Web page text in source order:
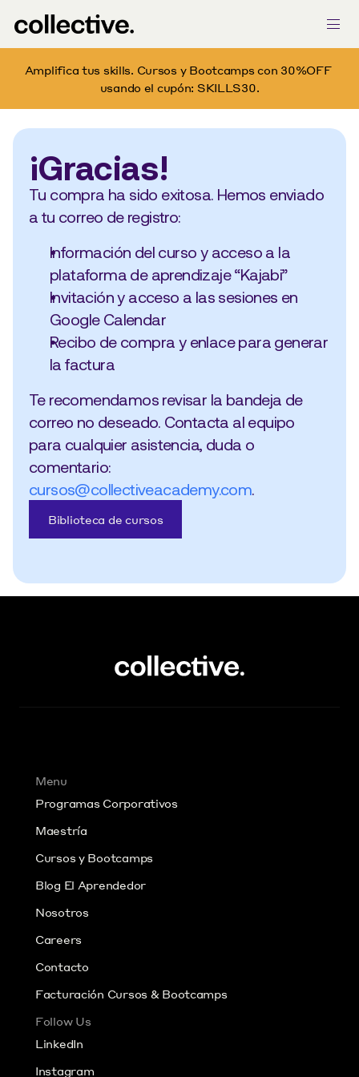
Maestría
Contact Us
Amplifica tus skills. Cursos y Bootcamps con 30%OFF
usando el cupón: SKILLS30.
¡Gracias!
Tu compra ha sido exitosa. Hemos enviado
a tu correo de registro:
Información del curso y acceso a la
plataforma de aprendizaje “Kajabi”
Invitación y acceso a las sesiones en
Google Calendar
Recibo de compra y enlace para generar
la factura
Te recomendamos revisar la bandeja de
correo no deseado. Contacta al equipo
para cualquier asistencia, duda o
cursos@collectiveacademy.com.
Biblioteca de cursos
Menu
Programas Corporativos
Maestría
Cursos y Bootcamps
Blog El Aprendedor
Nosotros
Careers
Contacto
Facturación Cursos & Bootcamps
Follow Us
LinkedIn
Instagram